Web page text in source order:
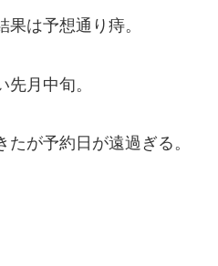
は予想通り痔。
月中旬。
が予約日が遠過ぎる。